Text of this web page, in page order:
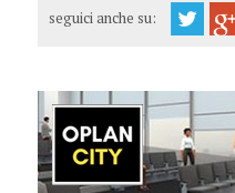
seguici anche su: